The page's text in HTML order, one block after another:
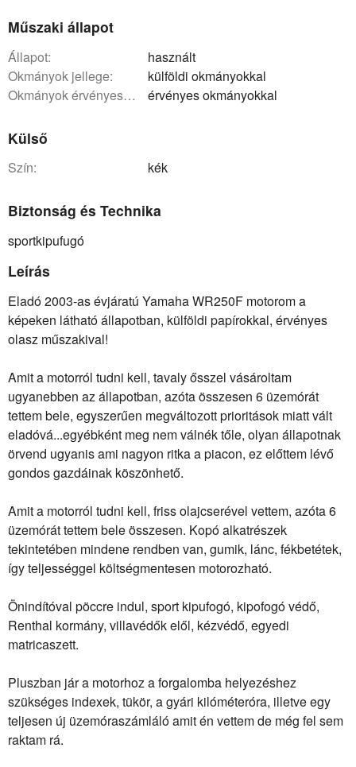
Műszaki állapot
állapot:
használt
okmányok jellege:
külföldi okmányokkal
okmányok érvényessége:
érvényes okmányokkal
Külső
szín: kék
Biztonság és Technika
sportkipufugó
Leírás
Eladó 2003-as évjáratú Yamaha WR250F motorom a
képeken látható állapotban, külföldi papírokkal, érvényes
olasz műszakival!
Amit a motorról tudni kell, tavaly ősszel vásároltam
ugyanebben az állapotban, azóta összesen 6 üzemórát
tettem bele, egyszerűen megváltozott prioritások miatt vált
eladóvá...egyébként meg nem válnék tőle, olyan állapotnak
örvend ugyanis ami nagyon ritka a piacon, ez előttem lévő
gondos gazdáinak köszönhető.
Amit a motorról tudni kell, friss olajcserével vettem, azóta 6
üzemórát tettem bele összesen. Kopó alkatrészek
tekintetében mindene rendben van, gumik, lánc, fékbetétek,
így teljességgel költségmentesen motorozható.
Önindítóval pöccre indul, sport kipufogó, kipofogó védő,
Renthal kormány, villavédők elől, kézvédő, egyedi
matricaszett.
Pluszban jár a motorhoz a forgalomba helyezéshez
szükséges indexek, tükör, a gyári kilóméteróra, illetve egy
teljesen új üzemóraszámláló amit én vettem de még fel sem
raktam rá.